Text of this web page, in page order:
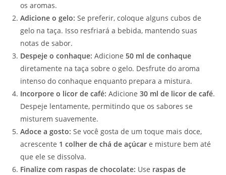
os aromas.
Adicione o gelo: Se preferir, coloque alguns cubos de
gelo na taça. Isso resfriará a bebida, mantendo suas
notas de sabor.
Despeje o conhaque: Adicione 50 ml de conhaque
diretamente na taça sobre o gelo. Desfrute do aroma
intenso do conhaque enquanto prepara a mistura.
Incorpore o licor de café: Adicione 30 ml de licor de café.
Despeje lentamente, permitindo que os sabores se
misturem suavemente.
Adoce a gosto: Se você gosta de um toque mais doce,
acrescente 1 colher de chá de açúcar e misture bem até
que ele se dissolva.
Finalize com raspas de chocolate: Use raspas de